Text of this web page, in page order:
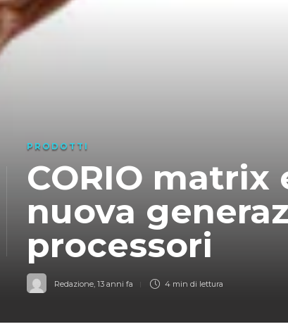
PRODOTTI
CORIO matrix
nuova
processori
Redazione, 13 anni fa 4 min di lettura